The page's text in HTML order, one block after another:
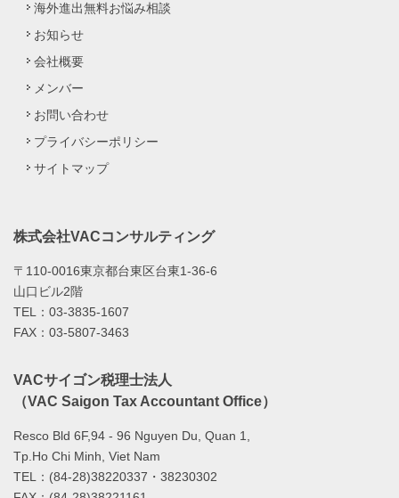
海外進出無料お悩み相談
お知らせ
会社概要
メンバー
お問い合わせ
プライバシーポリシー
サイトマップ
株式会社VACコンサルティング
〒110-0016東京都台東区台東1-36-6
山口ビル2階
TEL：03-3835-1607
FAX：03-5807-3463
VACサイゴン税理士法人
（VAC Saigon Tax Accountant Office）
Resco Bld 6F,94 - 96 Nguyen Du, Quan 1,
Tp.Ho Chi Minh, Viet Nam
TEL：(84-28)38220337・38230302